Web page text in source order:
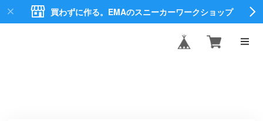
買わずに作る。EMAのスニーカーワークショップ